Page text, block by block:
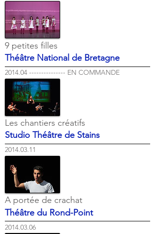
9 petites filles
Théâtre National de Bretagne
2014.04 --------------- EN COMMANDE
Les chantiers créatifs
Studio Théâtre de Stains
2014.03.11
A portée de crachat
Théâtre du Rond-Point
2014.03.06